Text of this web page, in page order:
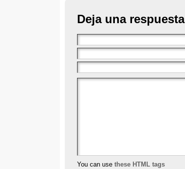
Deja una respuesta
You can use these HTML tags